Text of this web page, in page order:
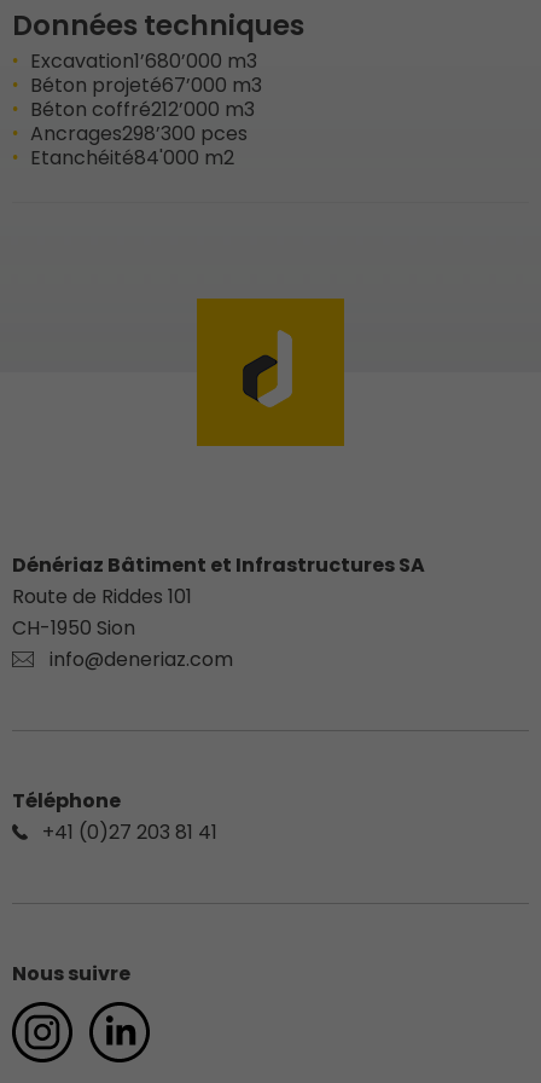
Données techniques
Excavation1’680’000 m3
Béton projeté67’000 m3
Béton coffré212’000 m3
Ancrages298’300 pces
Etanchéité84'000 m2
Dénériaz Bâtiment et Infrastructures SA
Route de Riddes 101
CH-1950 Sion
info@deneriaz.com
Téléphone
+41 (0)27 203 81 41
Nous suivre